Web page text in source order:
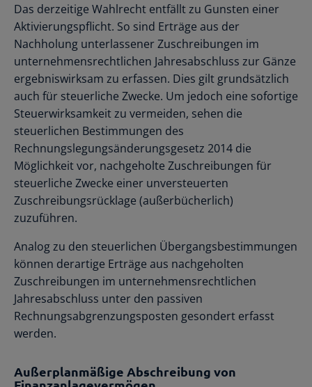
Das derzeitige Wahlrecht entfällt zu Gunsten einer
Aktivierungspflicht. So sind Erträge aus der
Nachholung unterlassener Zuschreibungen im
unternehmensrechtlichen Jahresabschluss zur Gänze
ergebniswirksam zu erfassen. Dies gilt grundsätzlich
auch für steuerliche Zwecke. Um jedoch eine sofortige
Steuerwirksamkeit zu vermeiden, sehen die
steuerlichen Bestimmungen des
Rechnungslegungsänderungsgesetz 2014 die
Möglichkeit vor, nachgeholte Zuschreibungen für
steuerliche Zwecke einer unversteuerten
Zuschreibungsrücklage (außerbücherlich)
zuzuführen.
Analog zu den steuerlichen Übergangsbestimmungen
können derartige Erträge aus nachgeholten
Zuschreibungen im unternehmensrechtlichen
Jahresabschluss unter den passiven
Rechnungsabgrenzungsposten gesondert erfasst
werden.
Außerplanmäßige Abschreibung von